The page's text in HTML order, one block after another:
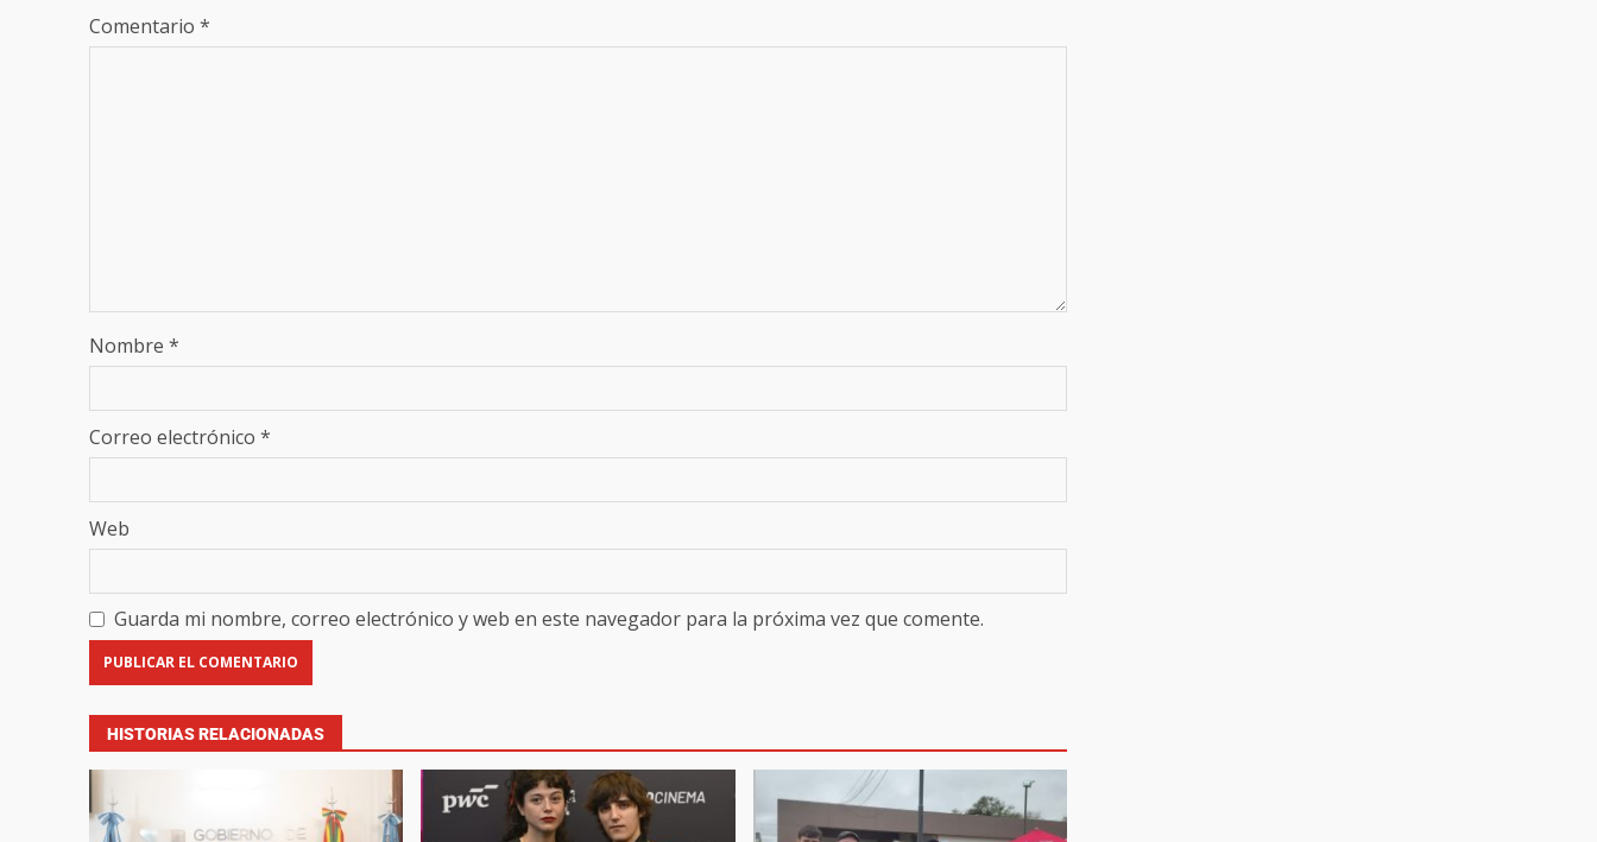
Comentario *
Nombre *
Correo electrónico *
Web
Guarda mi nombre, correo electrónico y web en este navegador para la próxima vez que comente.
HISTORIAS RELACIONADAS